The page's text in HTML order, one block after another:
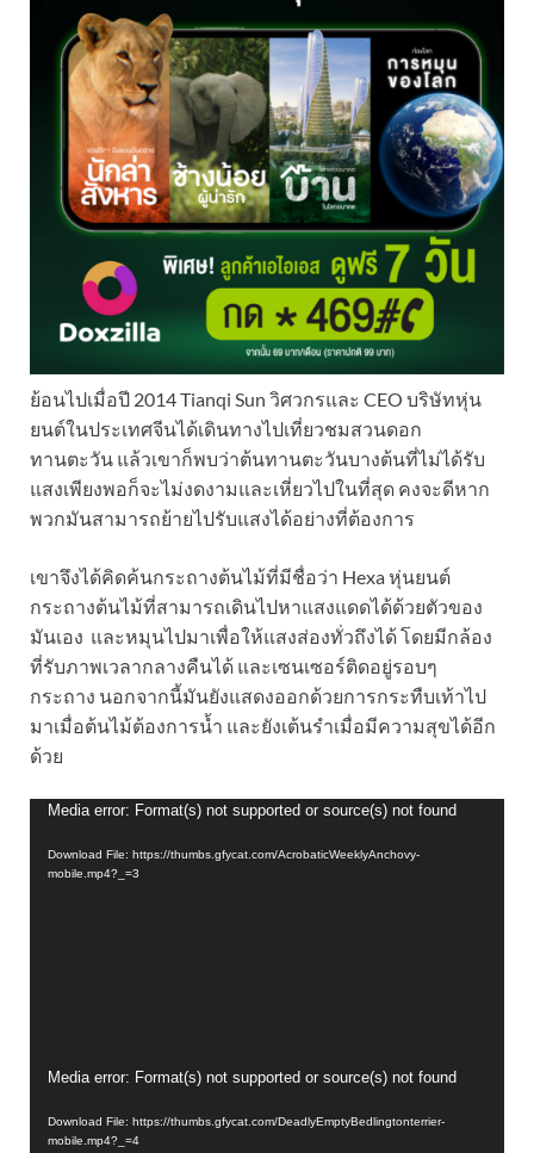
ย้อนไปเมื่อปี 2014 Tianqi Sun วิศวกรและ CEO บริษัทหุ่น
ยนต์ในประเทศจีนได้เดินทางไปเที่ยวชมสวนดอก
ทานตะวัน แล้วเขาก็พบว่าต้นทานตะวันบางต้นที่ไม่ได้รับ
แสงเพียงพอก็จะไม่งดงามและเหี่ยวไปในที่สุด คงจะดีหาก
พวกมันสามารถย้ายไปรับแสงได้อย่างที่ต้องการ
เขาจึงได้คิดค้นกระถางต้นไม้ที่มีชื่อว่า Hexa หุ่นยนต์
กระถางต้นไม้ที่สามารถเดินไปหาแสงแดดได้ด้วยตัวของ
มันเอง และหมุนไปมาเพื่อให้แสงส่องทั่วถึงได้ โดยมีกล้อง
ที่รับภาพเวลากลางคืนได้ และเซนเซอร์ติดอยู่รอบๆ
กระถาง นอกจากนี้มันยังแสดงออกด้วยการกระทืบเท้าไป
มาเมื่อต้นไม้ต้องการน้ำ และยังเต้นรำเมื่อมีความสุขได้อีก
ด้วย
ตัว
ไฟล์
Media error: Format(s) not supported or source(s) not found
Download File: https://thumbs.gfycat.com/AcrobaticWeeklyAnchovy-
mobile.mp4?_=3
ตัว
ไฟล์
Media error: Format(s) not supported or source(s) not found
Download File: https://thumbs.gfycat.com/DeadlyEmptyBedlingtonterrier-
mobile.mp4?_=4